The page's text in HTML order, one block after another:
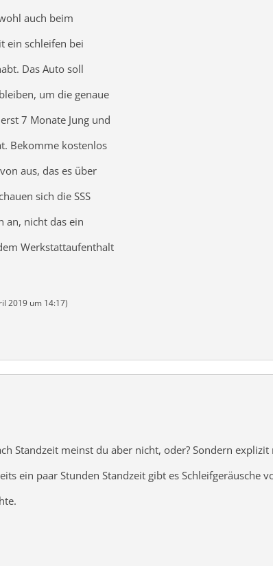
auch beim
ein schleifen bei
Das Auto soll
um die genaue
7 Monate Jung und
Bekomme kostenlos
aus, das es über
sich die SSS
an, nicht das ein
Werkstattaufenthalt
2019 um 14:17)
Standzeit meinst du aber nicht, oder? Sondern
ein paar Stunden Standzeit gibt es Schleifgeräusche